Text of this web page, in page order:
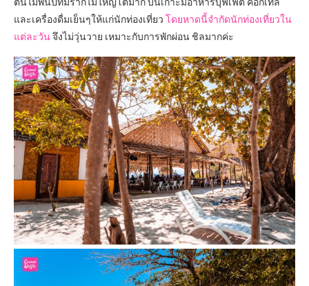
และเครื่องดื่มเย็นๆให้แก่นักท่องเที่ยว โดยหาดนี้จำกัดนักท่องเที่ยวใน
แต่ละวันจึงไม่วุ่นวาย เหมาะกับการพักผ่อน ชิลมากค่ะ